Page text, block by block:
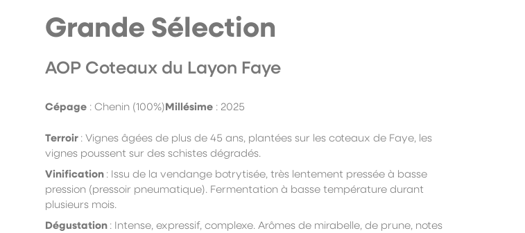
Grande Sélection
AOP Coteaux du Layon Faye
Cépage : Chenin (100%)Millésime : 2025
Terroir : Vignes âgées de plus de 45 ans, plantées sur les coteaux de Faye, les
vignes poussent sur des schistes dégradés.
Vinification : Issu de la vendange botrytisée, très lentement pressée à basse
pression (pressoir pneumatique). Fermentation à basse température durant
plusieurs mois.
Dégustation : Intense, expressif, complexe. Arômes de mirabelle, de prune, notes